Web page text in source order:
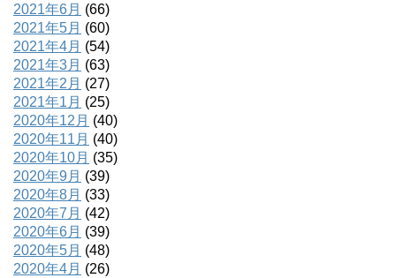
2021年6月 (66)
2021年5月 (60)
2021年4月 (54)
2021年3月 (63)
2021年2月 (27)
2021年1月 (25)
2020年12月 (40)
2020年11月 (40)
2020年10月 (35)
2020年9月 (39)
2020年8月 (33)
2020年7月 (42)
2020年6月 (39)
2020年5月 (48)
2020年4月 (26)